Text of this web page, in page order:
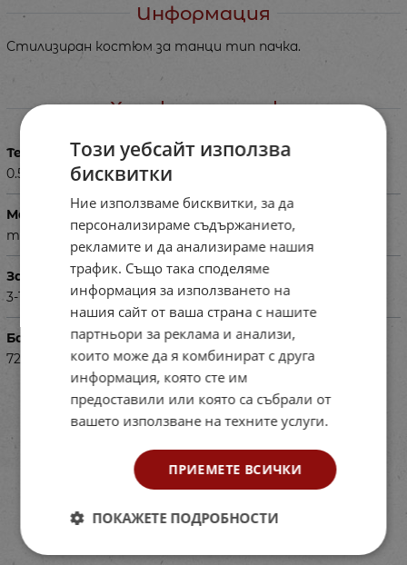
Информация
Стилизиран костюм за танци тип пачка.
Характеристики
Тегло в кг
0.500
Материал
тюл
За деца на възраст
3-18 год.
Баркод (ISBN, UPC, др.)
720257-3
Този уебсайт използва
бисквитки
Ние използваме бисквитки, за да
персонализираме съдържанието,
рекламите и да анализираме нашия
трафик. Също така споделяме
информация за използването на
нашия сайт от ваша страна с нашите
партньори за реклама и анализи,
които може да я комбинират с друга
информация, която сте им
предоставили или която са събрали от
вашето използване на техните услуги.
ПРИЕМЕТЕ ВСИЧКИ
ПОКАЖЕТЕ ПОДРОБНОСТИ